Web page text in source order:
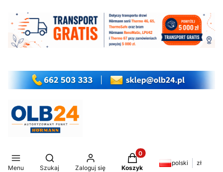
Menu
Otwórz wyszukiwarkę
Szukaj Zaloguj się
Produkty w koszyku: 0.
Koszyk
polski zł